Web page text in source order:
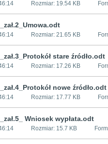
Rozmiar: 19.54 KB
Rozmiar: 21.65 KB
stare źródło.odt
Rozmiar: 17.26 KB
nowe źródło.odt
Rozmiar: 17.77 KB
Wniosek wypłata.odt
Rozmiar: 15.7 KB